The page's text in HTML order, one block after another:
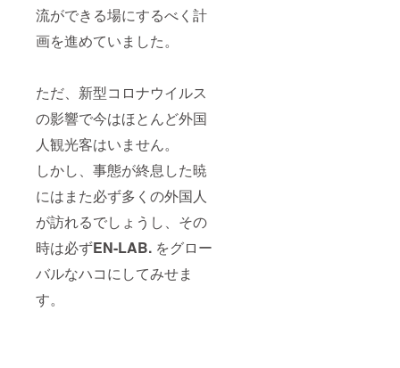
流ができる場にするべく計
画を進めていました。
ただ、新型コロナウイルス
の影響で今はほとんど外国
人観光客はいません。
しかし、事態が終息した暁
にはまた必ず多くの外国人
が訪れるでしょうし、その
時は必ずEN-LAB. をグロー
バルなハコにしてみせま
す。